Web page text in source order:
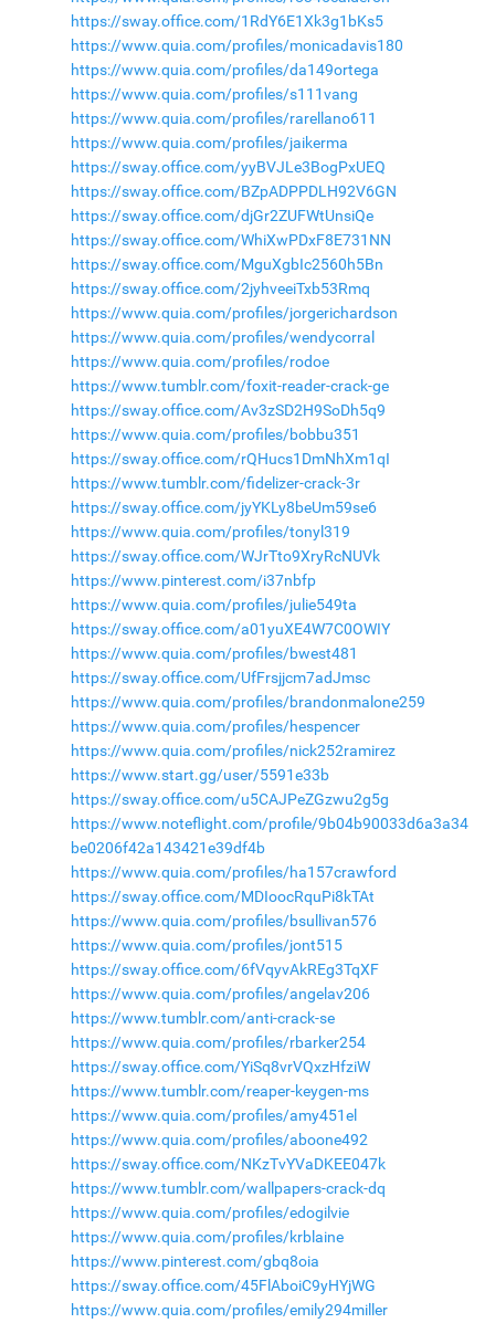
https://sway.office.com/1RdY6E1Xk3g1bKs5
https://www.quia.com/profiles/monicadavis180
https://www.quia.com/profiles/da149ortega
https://www.quia.com/profiles/s111vang
https://www.quia.com/profiles/rarellano611
https://www.quia.com/profiles/jaikerma
https://sway.office.com/yyBVJLe3BogPxUEQ
https://sway.office.com/BZpADPPDLH92V6GN
https://sway.office.com/djGr2ZUFWtUnsiQe
https://sway.office.com/WhiXwPDxF8E731NN
https://sway.office.com/MguXgbIc2560h5Bn
https://sway.office.com/2jyhveeiTxb53Rmq
https://www.quia.com/profiles/jorgerichardson
https://www.quia.com/profiles/wendycorral
https://www.quia.com/profiles/rodoe
https://www.tumblr.com/foxit-reader-crack-ge
https://sway.office.com/Av3zSD2H9SoDh5q9
https://www.quia.com/profiles/bobbu351
https://sway.office.com/rQHucs1DmNhXm1qI
https://www.tumblr.com/fidelizer-crack-3r
https://sway.office.com/jyYKLy8beUm59se6
https://www.quia.com/profiles/tonyl319
https://sway.office.com/WJrTto9XryRcNUVk
https://www.pinterest.com/i37nbfp
https://www.quia.com/profiles/julie549ta
https://sway.office.com/a01yuXE4W7C0OWIY
https://www.quia.com/profiles/bwest481
https://sway.office.com/UfFrsjjcm7adJmsc
https://www.quia.com/profiles/brandonmalone259
https://www.quia.com/profiles/hespencer
https://www.quia.com/profiles/nick252ramirez
https://www.start.gg/user/5591e33b
https://sway.office.com/u5CAJPeZGzwu2g5g
https://www.noteflight.com/profile/9b04b90033d6a3a34
be0206f42a143421e39df4b
https://www.quia.com/profiles/ha157crawford
https://sway.office.com/MDIoocRquPi8kTAt
https://www.quia.com/profiles/bsullivan576
https://www.quia.com/profiles/jont515
https://sway.office.com/6fVqyvAkREg3TqXF
https://www.quia.com/profiles/angelav206
https://www.tumblr.com/anti-crack-se
https://www.quia.com/profiles/rbarker254
https://sway.office.com/YiSq8vrVQxzHfziW
https://www.tumblr.com/reaper-keygen-ms
https://www.quia.com/profiles/amy451el
https://www.quia.com/profiles/aboone492
https://sway.office.com/NKzTvYVaDKEE047k
https://www.tumblr.com/wallpapers-crack-dq
https://www.quia.com/profiles/edogilvie
https://www.quia.com/profiles/krblaine
https://www.pinterest.com/gbq8oia
https://sway.office.com/45FlAboiC9yHYjWG
https://www.quia.com/profiles/emily294miller